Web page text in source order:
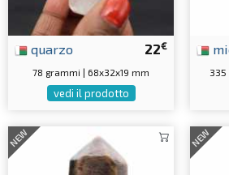
22€
quarzo
78 grammi | 68x32x19 mm
vedi il prodotto
335
NEW NEW